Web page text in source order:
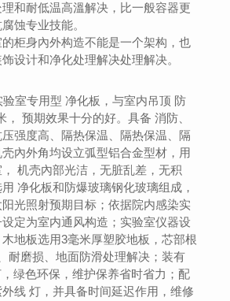
和耐低温高溫解决，比一般容器更
蚀专业技能。
柜身內外构造不能是一个架构，也
设计和净化处理解决处理解决。
室专用型 净化板，与室内吊顶 防
， 预期效果十分的好。具备 消防、
强度高、隔热保温、隔热保温、隔
內外角均设立弧型铝合金型材，用
机壳內部光洁，无脏乱差，无积
净化板和防爆玻璃钢化玻璃组成，
光照射预期目标；依据院内感染实
定为室内通风构造；实验室仪器设
地板选用3毫米厚塑胶地板，芯部根
耐磨损、地面防滑处理解决；装有
绿色环保，维护保养省时省力；配
线 灯，并具备时间延迟作用，维修